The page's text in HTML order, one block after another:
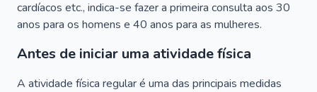
cardíacos etc., indica-se fazer a primeira consulta aos 30
anos para os homens e 40 anos para as mulheres.
Antes de iniciar uma atividade física
A atividade física regular é uma das principais medidas